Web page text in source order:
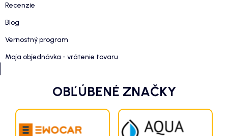
Recenzie
Blog
Vernostný program
Moja objednávka - vrátenie tovaru
OBĽÚBENÉ ZNAČKY